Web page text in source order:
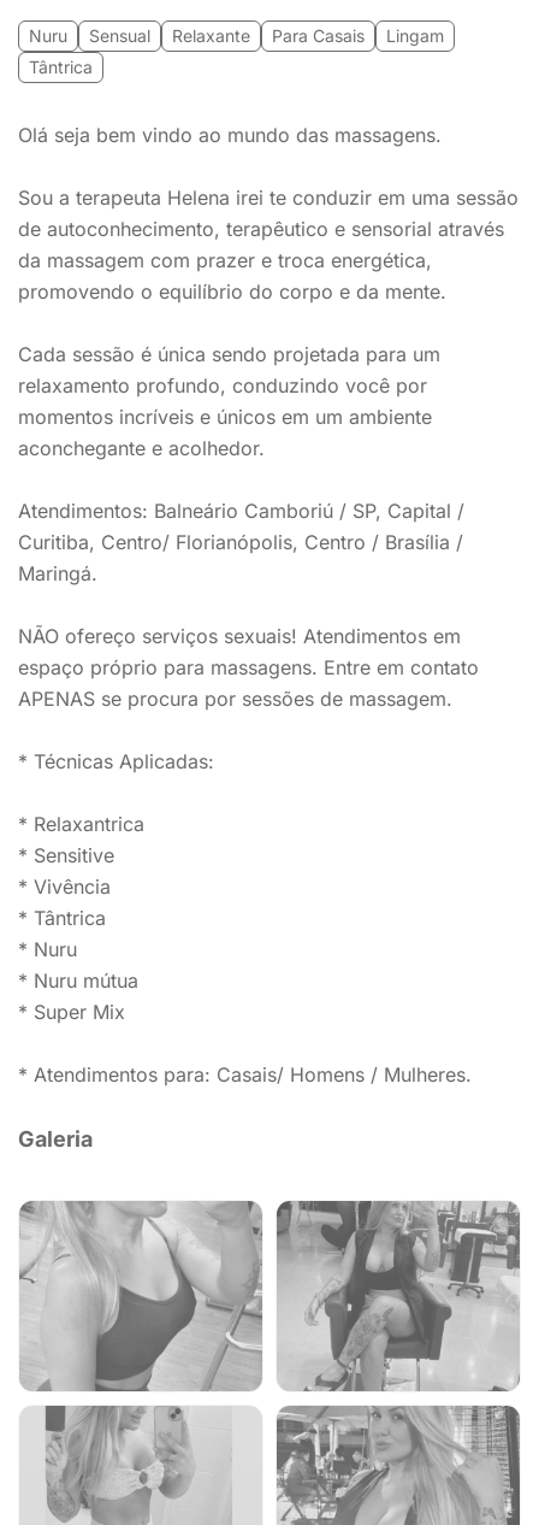
Nuru Sensual Relaxante Para Casais
Lingam
Tântrica
Olá seja bem vindo ao mundo das massagens.
Sou a terapeuta Helena irei te conduzir em uma sessão
de autoconhecimento, terapêutico e sensorial através
da massagem com prazer e troca energética,
promovendo o equilíbrio do corpo e da mente.
Cada sessão é única sendo projetada para um
relaxamento profundo, conduzindo você por
momentos incríveis e únicos em um ambiente
aconchegante e acolhedor.
Atendimentos: Balneário Camboriú / SP, Capital /
Curitiba, Centro/ Florianópolis, Centro / Brasília /
Maringá.
NÃO ofereço serviços sexuais! Atendimentos em
espaço próprio para massagens. Entre em contato
APENAS se procura por sessões de massagem.
* Técnicas Aplicadas:
* Relaxantrica
* Sensitive
* Vivência
* Tântrica
* Nuru
* Nuru mútua
* Super Mix
* Atendimentos para: Casais/ Homens / Mulheres.
Galeria